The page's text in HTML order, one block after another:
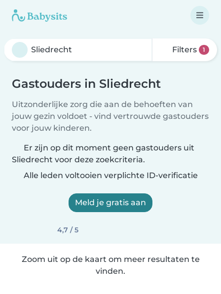
Filters 1
Gastouders in Sliedrecht
Uitzonderlijke zorg die aan de behoeften van
jouw gezin voldoet - vind vertrouwde gastouders
voor jouw kinderen.
Er zijn op dit moment geen gastouders uit
Sliedrecht voor deze zoekcriteria.
Alle leden voltooien verplichte ID-verificatie
Meld je gratis aan
4,7 / 5
Zoom uit op de kaart om meer resultaten te
vinden.